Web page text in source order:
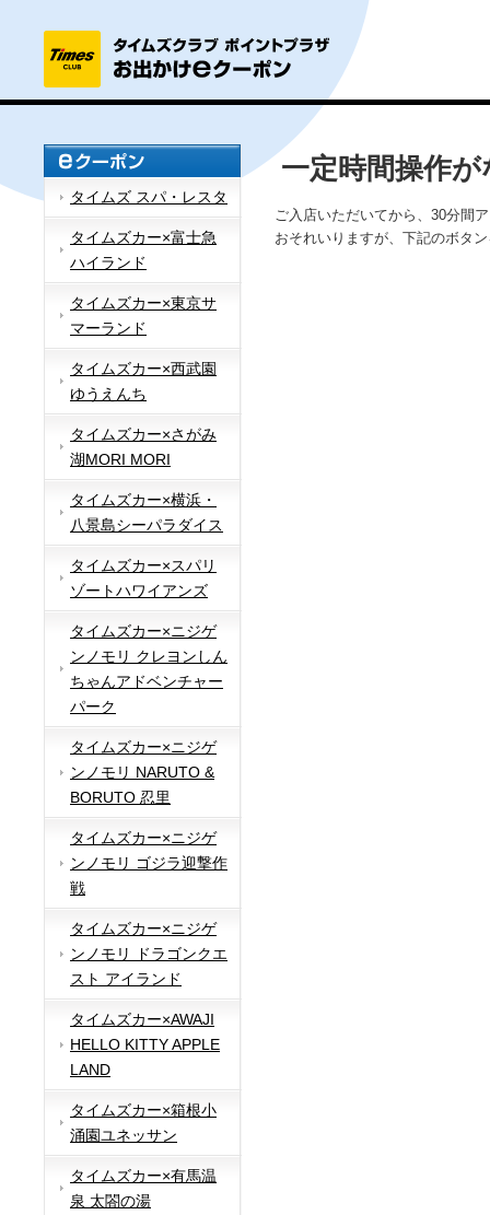
タイムズ スパ・レスタ
タイムズカー×富士急
ハイランド
タイムズカー×東京サ
マーランド
タイムズカー×西武園
ゆうえんち
タイムズカー×さがみ
湖MORI MORI
タイムズカー×横浜・
八景島シーパラダイス
タイムズカー×スパリ
ゾートハワイアンズ
タイムズカー×ニジゲ
ンノモリ クレヨンしん
ちゃんアドベンチャー
パーク
タイムズカー×ニジゲ
ンノモリ NARUTO &
BORUTO 忍里
タイムズカー×ニジゲ
ンノモリ ゴジラ迎撃作
戦
タイムズカー×ニジゲ
ンノモリ ドラゴンクエ
スト アイランド
タイムズカー×AWAJI
HELLO KITTY APPLE
LAND
タイムズカー×箱根小
涌園ユネッサン
タイムズカー×有馬温
泉 太閤の湯
一定時間操作
ご入店いただいてから、30分間
おそれいりますが、下記のボタ